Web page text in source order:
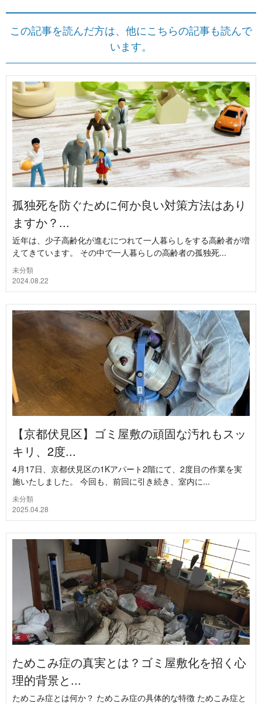
この記事を読んだ方は、他にこちらの記事も読んで
います。
孤独死を防ぐために何か良い対策方法はあり
ますか？...
近年は、少子高齢化が進むにつれて一人暮らしをする高齢者が増
えてきています。 その中で一人暮らしの高齢者の孤独死...
未分類
2024.08.22
【京都伏見区】ゴミ屋敷の頑固な汚れもスッ
キリ、2度...
4月17日、京都伏見区の1Kアパート2階にて、2度目の作業を実
施いたしました。 今回も、前回に引き続き、室内に...
未分類
2025.04.28
ためこみ症の真実とは？ゴミ屋敷化を招く心
理的背景と...
ためこみ症とは何か？ ためこみ症の具体的な特徴 ためこみ症と